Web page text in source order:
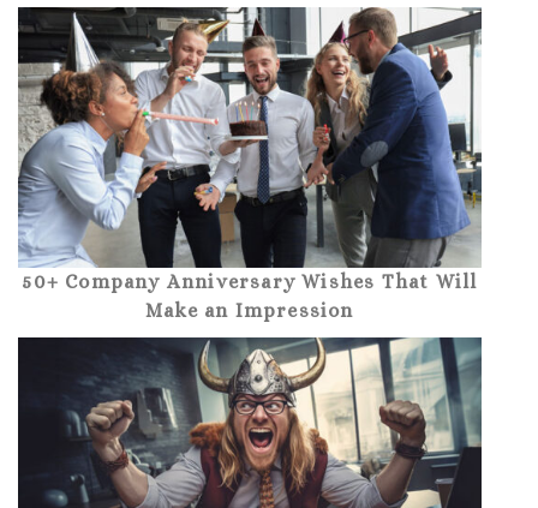
50+ Company Anniversary Wishes That Will
Make an Impression